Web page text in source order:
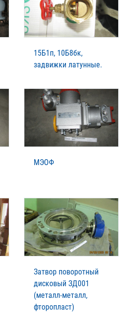
15Б1п, 10Б8бк,
задвижки латунные.
МЭОФ
Затвор поворотный
дисковый ЗД001
(металл-металл,
фторопласт)